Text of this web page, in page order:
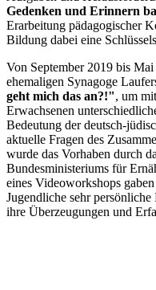
Gedenken und Erinnern
Erarbeitung pädagogischer
Bildung dabei eine
Von September 2019 bis
ehemaligen Synagoge
geht mich das an?!", um
Erwachsenen
Bedeutung der deutsch-
aktuelle Fragen des
wurde das Vorhaben durch
Bundesministeriums für
eines Videoworkshops
Jugendliche sehr
ihre Überzeugungen und